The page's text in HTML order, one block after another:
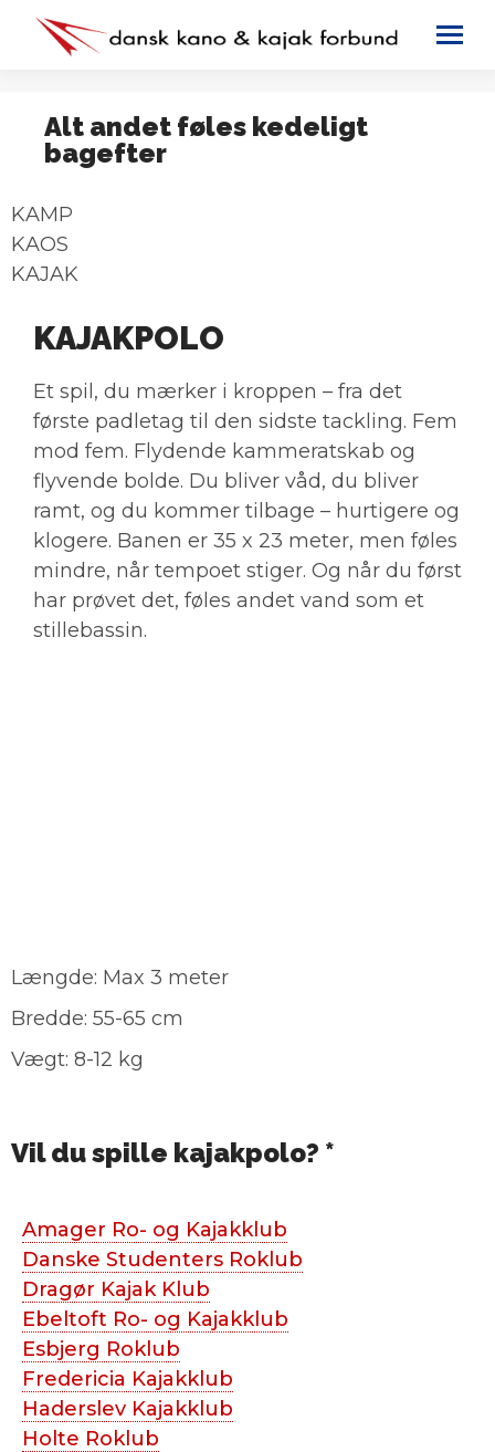
Alt andet føles kedeligt
bagefter
KAMP
KAOS
KAJAK
KAJAKPOLO
Et spil, du mærker i kroppen – fra det
første padletag til den sidste tackling. Fem
mod fem. Flydende kammeratskab og
flyvende bolde. Du bliver våd, du bliver
ramt, og du kommer tilbage – hurtigere og
klogere. Banen er 35 x 23 meter, men føles
mindre, når tempoet stiger. Og når du først
har prøvet det, føles andet vand som et
stillebassin.
Længde: Max 3 meter
Bredde: 55-65 cm
Vægt: 8-12 kg
Vil du spille kajakpolo? *
Amager Ro- og Kajakklub
Danske Studenters Roklub
Dragør Kajak Klub
Ebeltoft Ro- og Kajakklub
Esbjerg Roklub
Fredericia Kajakklub
Haderslev Kajakklub
Holte Roklub